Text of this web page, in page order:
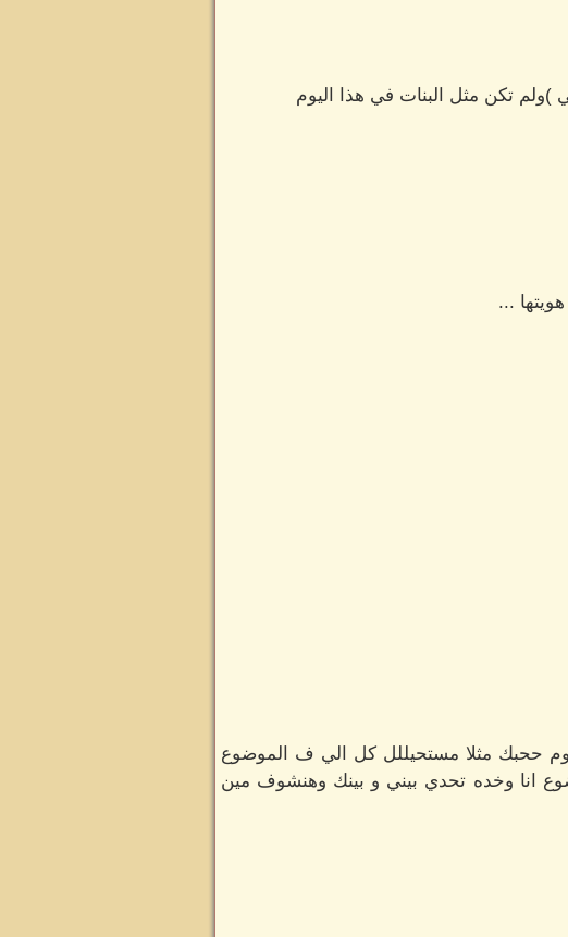
تكن مثل البنات في هذا اليوم
...
ححبك مثلا مستحيللل كل الي ف الموضوع
انا وخده تحدي بيني و بينك وهنشوف مين